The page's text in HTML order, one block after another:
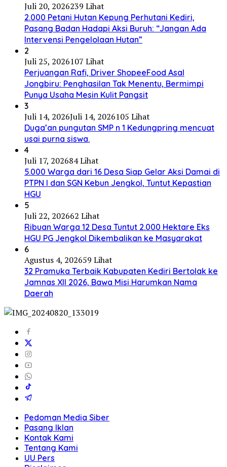
Juli 20, 2026239 Lihat
2.000 Petani Hutan Kepung Perhutani Kediri,
Pasang Badan Hadapi Aksi Buruh: “Jangan Ada
Intervensi Pengelolaan Hutan”
2
Juli 25, 2026107 Lihat
Perjuangan Rafi, Driver ShopeeFood Asal
Jongbiru: Penghasilan Tak Menentu, Bermimpi
Punya Usaha Mesin Kulit Pangsit
3
Juli 14, 2026Juli 14, 2026105 Lihat
Duga’an pungutan SMP n 1 Kedungpring mencuat
usai purna siswa.
4
Juli 17, 202684 Lihat
5.000 Warga dari 16 Desa Siap Gelar Aksi Damai di
PTPN I dan SGN Kebun Jengkol, Tuntut Kepastian
HGU
5
Juli 22, 202662 Lihat
Ribuan Warga 12 Desa Tuntut 2.000 Hektare Eks
HGU PG Jengkol Dikembalikan ke Masyarakat
6
Agustus 4, 202659 Lihat
32 Pramuka Terbaik Kabupaten Kediri Bertolak ke
Jamnas XII 2026, Bawa Misi Harumkan Nama
Daerah
Pedoman Media Siber
Pasang Iklan
Kontak Kami
Tentang Kami
UU Pers